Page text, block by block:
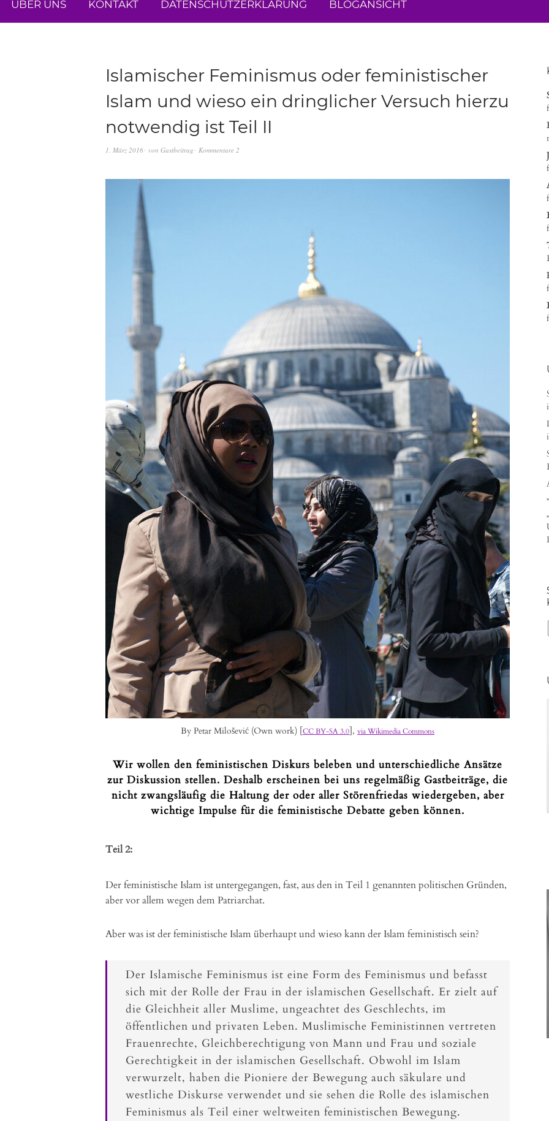
ÜBER UNS KONTAKT DATENSCHUTZERKLÄRUNG BLOGANSICHT
Islamischer Feminismus oder feministischer
Islam und wieso ein dringlicher Versuch hierzu
notwendig ist Teil II
1. März 2016 von Gastbeitrag Kommentare 2
By Petar Milošević (Own work) [CC BY-SA 3.0], via Wikimedia Commons
Wir wollen den feministischen Diskurs beleben und unterschiedliche Ansätze
zur Diskussion stellen. Deshalb erscheinen bei uns regelmäßig Gastbeiträge, die
nicht zwangsläufig die Haltung der oder aller Störenfriedas wiedergeben, aber
wichtige Impulse für die feministische Debatte geben können.
Teil 2:
Der feministische Islam ist untergegangen, fast, aus den in Teil 1 genannten politischen Gründen,
aber vor allem wegen dem Patriarchat.
Aber was ist der feministische Islam überhaupt und wieso kann der Islam feministisch sein?
Der Islamische Feminismus ist eine Form des Feminismus und befasst
sich mit der Rolle der Frau in der islamischen Gesellschaft. Er zielt auf
die Gleichheit aller Muslime, ungeachtet des Geschlechts, im
öffentlichen und privaten Leben. Muslimische Feministinnen vertreten
Frauenrechte, Gleichberechtigung von Mann und Frau und soziale
Gerechtigkeit in der islamischen Gesellschaft. Obwohl im Islam
verwurzelt, haben die Pioniere der Bewegung auch säkulare und
westliche Diskurse verwendet und sie sehen die Rolle des islamischen
Feminismus als Teil einer weltweiten feministischen Bewegung.